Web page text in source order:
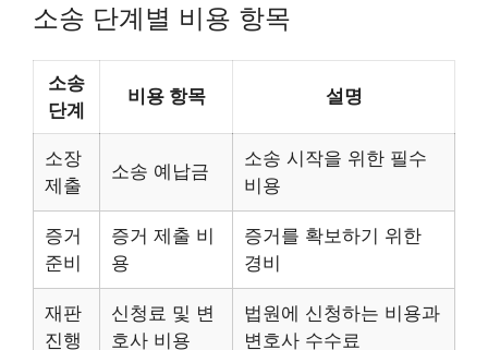
소송 단계별 비용 항목
소송
단계
비용 항목 설명
소장
제출
소송 예납금
소송 시작을 위한 필수
비용
증거
준비
증거 제출 비
용
증거를 확보하기 위한
경비
재판
진행
신청료 및 변
호사 비용
법원에 신청하는 비용과
변호사 수수료